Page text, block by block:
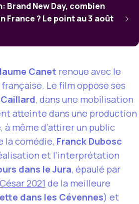
Brand New Day, combien
France ? Le point au 3 août
Canet renoue avec le
Le film oppose ses
, dans une mobilisation
atteinte dans une production
même d’attirer un public
la comédie, Franck Dubosc
et l’interprétation
dans le Jura, épaulé par
César 2021 de la meilleure
dans les Cévennes) et